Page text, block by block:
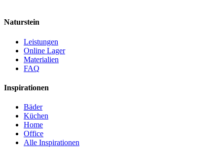
Naturstein
Leistungen
Online Lager
Materialien
FAQ
Inspirationen
Bäder
Küchen
Home
Office
Alle Inspirationen